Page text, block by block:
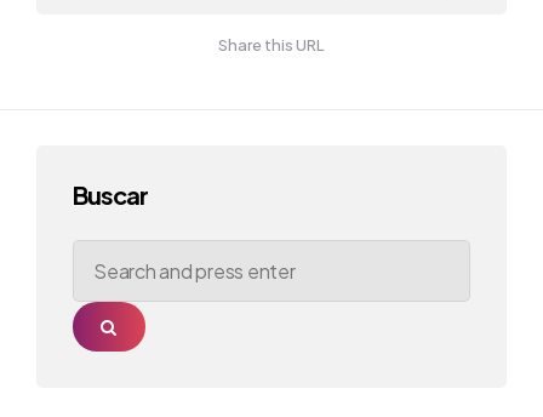
Share this URL
Buscar
Search
for:
Search